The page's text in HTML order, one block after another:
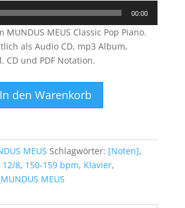
00:00
MUNDUS MEUS Classic Pop Piano.
als Audio CD, mp3 Album,
CD und PDF Notation.
In den Warenkorb
MEUS Schlagwörter: [Noten],
12/8, 150-159 bpm, Klavier,
_MUNDUS MEUS